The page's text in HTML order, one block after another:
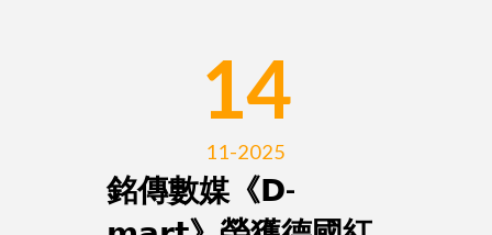
14
11-2025
銘傳數媒《𝗗-